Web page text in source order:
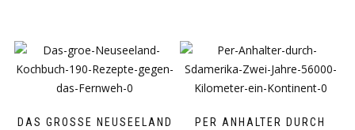
DAS GROSSE NEUSEELAND K
PER ANHALTER DURCH